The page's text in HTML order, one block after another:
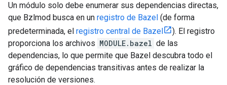
Un módulo solo debe enumerar sus dependencias directas,
que Bzlmod busca en un registro de Bazel (de forma
predeterminada, el registro central de Bazel
). El registro
proporciona los archivos MODULE.bazel de las
dependencias, lo que permite que Bazel descubra todo el
gráfico de dependencias transitivas antes de realizar la
resolución de versiones.